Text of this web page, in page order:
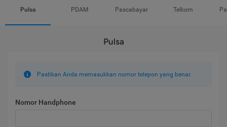
Pulsa PDAM Pascabayar Telkom
Pulsa
Pastikan Anda memasukkan nomor telepon yang benar.
Nomor Handphone